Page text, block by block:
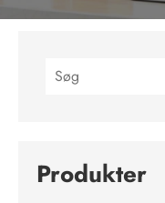
Produkter